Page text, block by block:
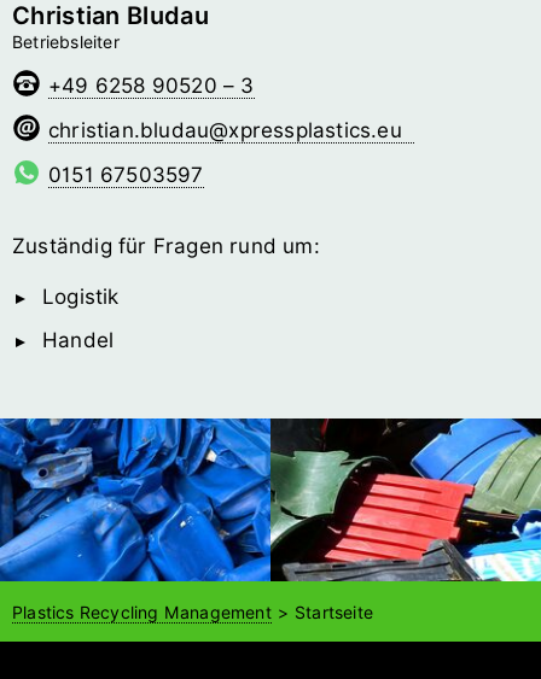
Christian Bludau
Betriebsleiter
+49 6258 90520 – 3
uadulb.naitsirhc@­xpressplastics.eu
0151 67503597
Zuständig für Fragen rund um:
Logistik
Handel
Plastics Recycling Management Startseite